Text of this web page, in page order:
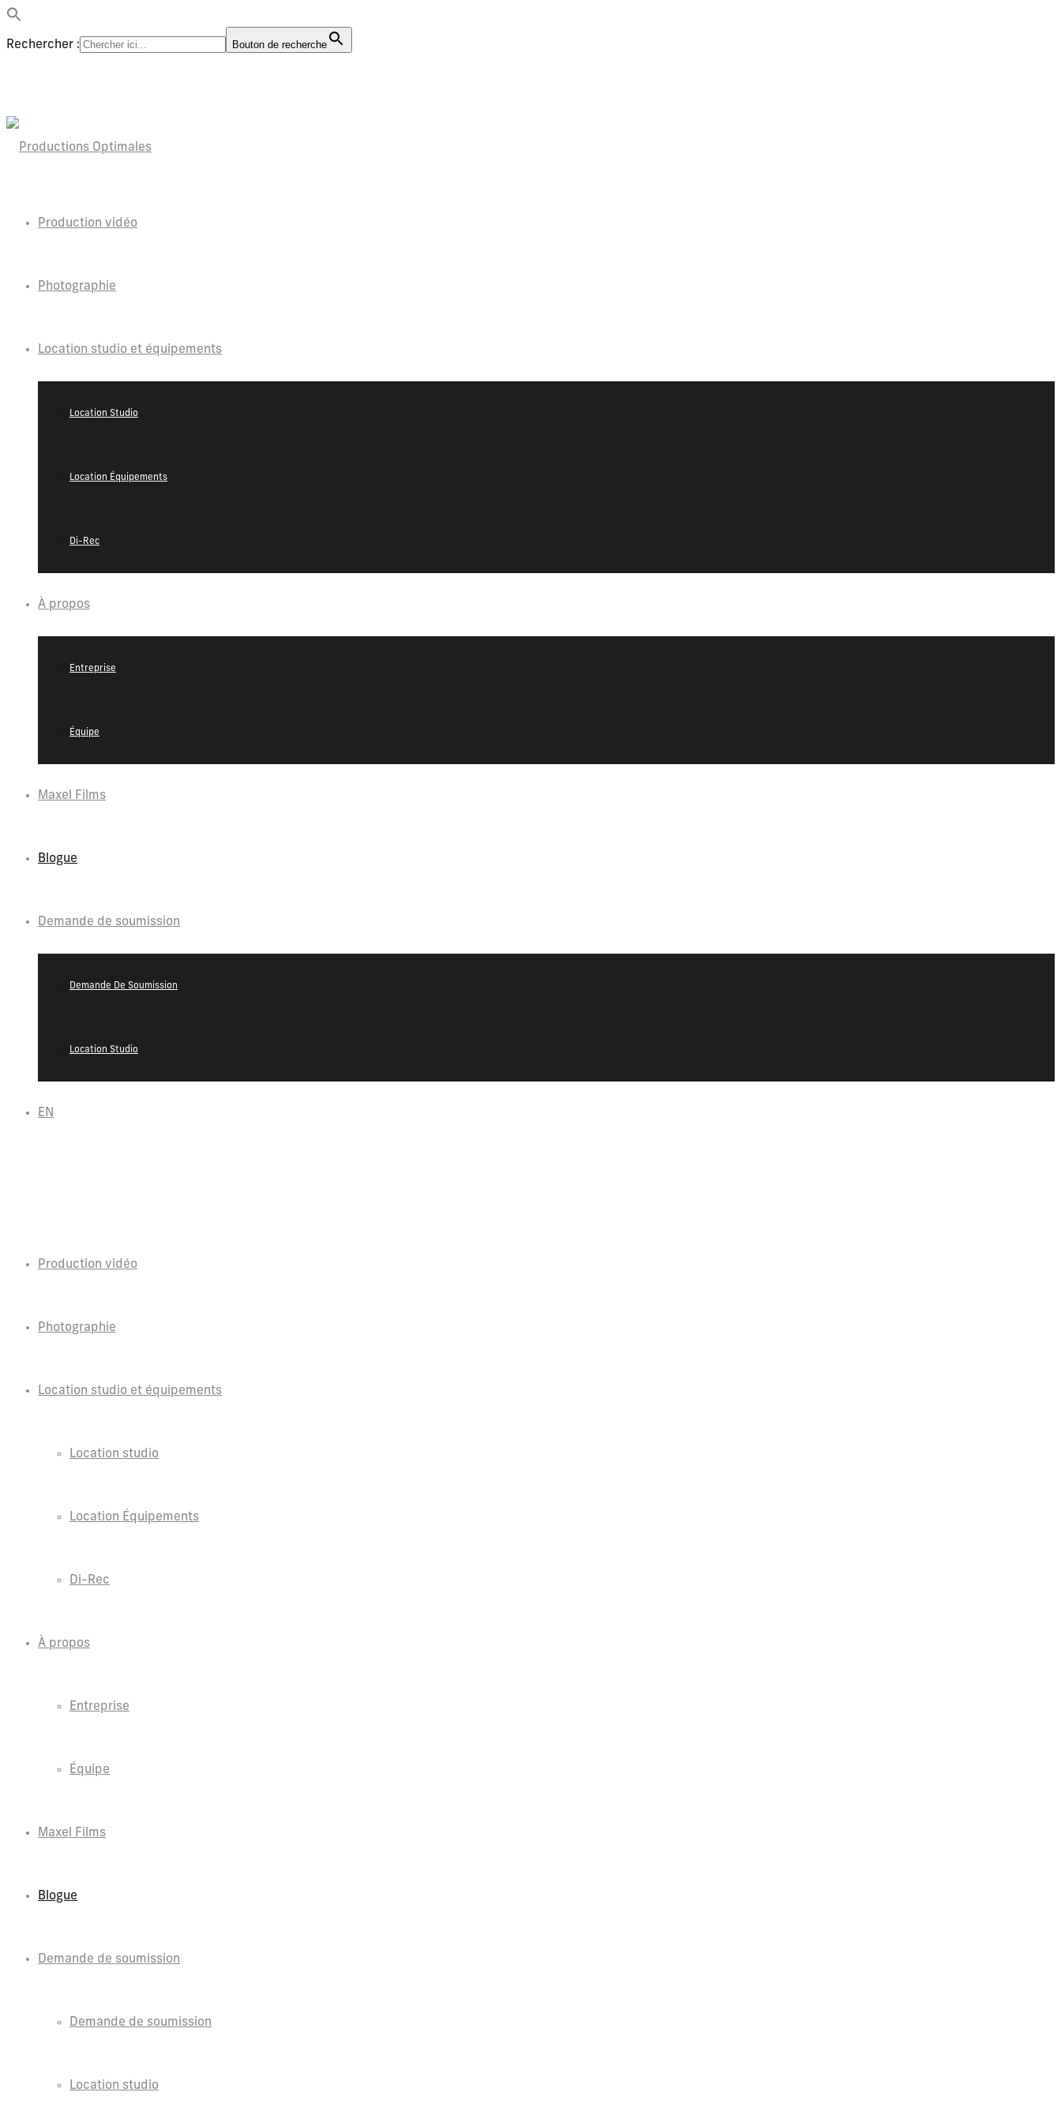
Rechercher : Bouton de recherche
Production vidéo
Photographie
Location studio et équipements
Location Studio
Location Équipements
Di-Rec
À propos
Entreprise
Équipe
Maxel Films
Blogue
Demande de soumission
Demande De Soumission
Location Studio
EN
Production vidéo
Photographie
Location studio et équipements
Location studio
Location Équipements
Di-Rec
À propos
Entreprise
Équipe
Maxel Films
Blogue
Demande de soumission
Demande de soumission
Location studio